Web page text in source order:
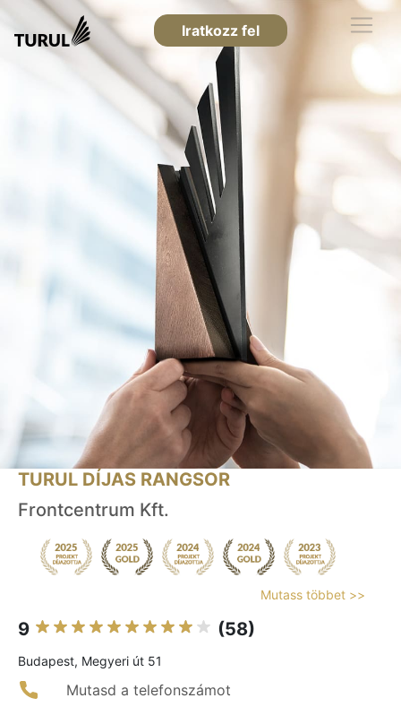
Iratkozz fel
TURUL DÍJAS RANGSOR
Frontcentrum Kft.
Mutass többet >>
9 (58)
Budapest, Megyeri út 51
Mutasd a telefonszámot